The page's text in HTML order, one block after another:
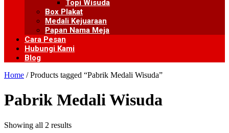
Topi Wisuda
Box Plakat
Medali Kejuaraan
Papan Nama Meja
Cara Pesan
Hubungi Kami
Blog
Home / Products tagged “Pabrik Medali Wisuda”
Pabrik Medali Wisuda
Showing all 2 results